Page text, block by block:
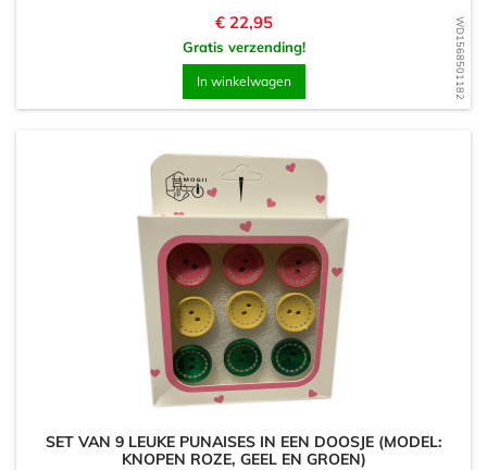
WD1568501182
Prijs
€ 22,95
Gratis verzending!
In winkelwagen
SET VAN 9 LEUKE PUNAISES IN EEN DOOSJE (MODEL:
KNOPEN ROZE, GEEL EN GROEN)